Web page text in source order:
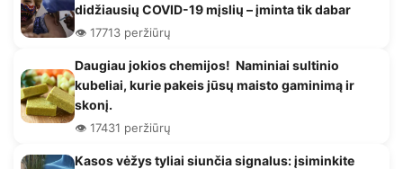
didžiausių COVID-19 mįslių – įminta tik dabar
👁️ 17713 peržiūrų
Daugiau jokios chemijos! Naminiai sultinio
kubeliai, kurie pakeis jūsų maisto gaminimą ir
skonį.
👁️ 17431 peržiūrų
Kasos vėžys tyliai siunčia signalus: įsiminkite